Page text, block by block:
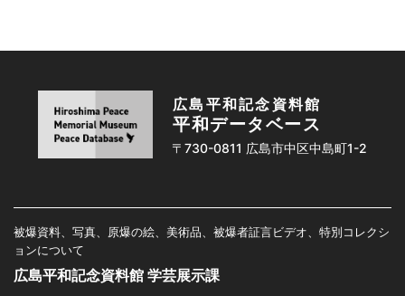
広島平和記念資料館
平和データベース
〒730-0811 広島市中区中島町1-2
被爆資料、写真、原爆の絵、美術品、被爆者証言ビデオ、特別コレクシ
ョンについて
広島平和記念資料館 学芸展示課